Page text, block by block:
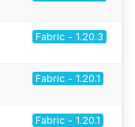
Fabric - 1.20.3
Fabric - 1.20.1
Fabric - 1.20.1